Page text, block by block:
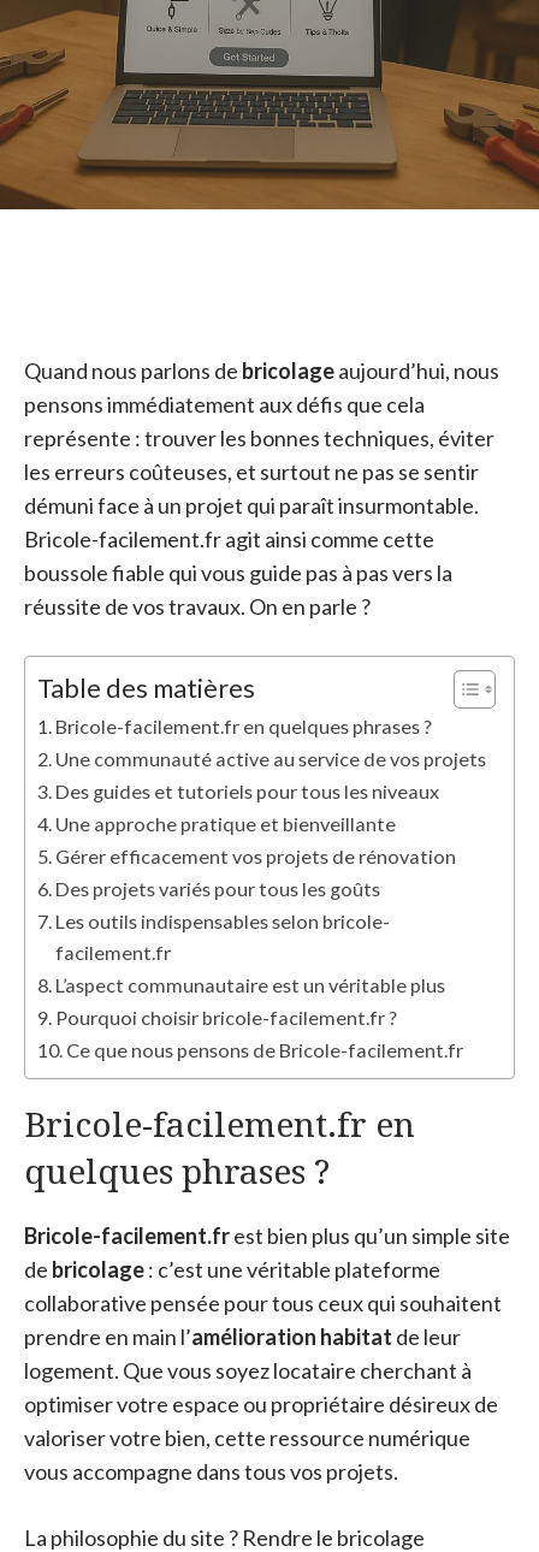
Quand nous parlons de bricolageaujourd’hui, nous
pensons immédiatement aux défis que cela
représente : trouver les bonnes techniques, éviter
les erreurs coûteuses, et surtout ne pas se sentir
démuni face à un projet qui paraît insurmontable.
Bricole-facilement.fr agit ainsi comme cette
boussole fiable qui vous guide pas à pas vers la
réussite de vos travaux. On en parle ?
Table des matières
Bricole-facilement.fr en quelques phrases ?
Une communauté active au service de vos projets
Des guides et tutoriels pour tous les niveaux
Une approche pratique et bienveillante
Gérer efficacement vos projets de rénovation
Des projets variés pour tous les goûts
Les outils indispensables selon bricole-
facilement.fr
L’aspect communautaire est un véritable plus
Pourquoi choisir bricole-facilement.fr ?
Ce que nous pensons de Bricole-facilement.fr
Bricole-facilement.fr en
quelques phrases ?
Bricole-facilement.frest bien plus qu’un simple site
de bricolage: c’est une véritable plateforme
collaborative pensée pour tous ceux qui souhaitent
prendre en main l’amélioration habitat de leur
logement. Que vous soyez locataire cherchant à
optimiser votre espace ou propriétaire désireux de
valoriser votre bien, cette ressource numérique
vous accompagne dans tous vos projets.
La philosophie du site ? Rendre le bricolage